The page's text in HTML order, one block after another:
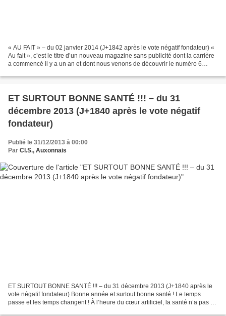
« AU FAIT » – du 02 janvier 2014 (J+1842 après le vote négatif fondateur) «
Au fait », c’est le titre d’un nouveau magazine sans publicité dont la carrière
a commencé il y a un an et dont nous venons de découvrir le numéro 6
ET SURTOUT BONNE SANTÉ !!! – du 31
décembre 2013 (J+1840 après le vote négatif
fondateur)
Publié le 31/12/2013 à 00:00
Par Cl.S., Auxonnais
ET SURTOUT BONNE SANTÉ !!! – du 31 décembre 2013 (J+1840 après le
vote négatif fondateur) Bonne année et surtout bonne santé ! Le temps
passe et les temps changent ! À l’heure du cœur artificiel, la santé n’a pas de